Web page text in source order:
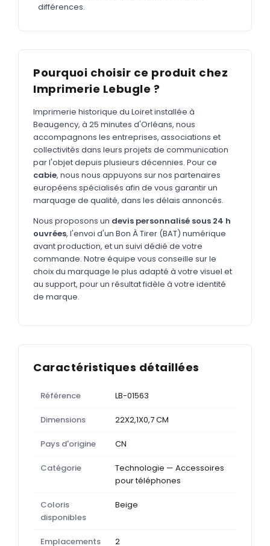
Adhésifs vitrine
Polos Nouveau
GOODIES
Catalogue complet Nouveau
Bureau & écriture
Sacs & voyages
Technologie
Vêtements
Outils & porte-clés
Cuisine
différences.
Pourquoi choisir ce produit chez
Imprimerie Lebugle ?
Imprimerie historique du Loiret installée à
Beaugency, à 25 minutes d'Orléans, nous
accompagnons les entreprises, associations et
collectivités dans leurs projets de communication
par l'objet depuis plusieurs décennies. Pour ce
cabie, nous nous appuyons sur nos partenaires
européens spécialisés afin de vous garantir un
marquage de qualité, dans les délais annoncés.
Nous proposons un devis personnalisé sous 24 h
ouvrées, l'envoi d'un Bon À Tirer (BAT) numérique
avant production, et un suivi dédié de votre
commande. Notre équipe vous conseille sur le
choix du marquage le plus adapté à votre visuel et
au support, pour un résultat fidèle à votre identité
de marque.
Caractéristiques détaillées
Référence LB-01563
Dimensions 22X2,1X0,7 CM
Pays d'origine CN
Catégorie
Technologie — Accessoires
pour téléphones
Coloris
disponibles
Beige
Emplacements
2